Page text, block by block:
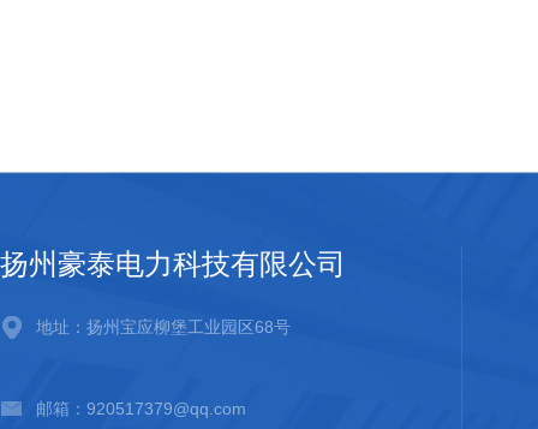
扬州豪泰电力科技有限公司
地址：扬州宝应柳堡工业园区68号
邮箱：920517379@qq.com